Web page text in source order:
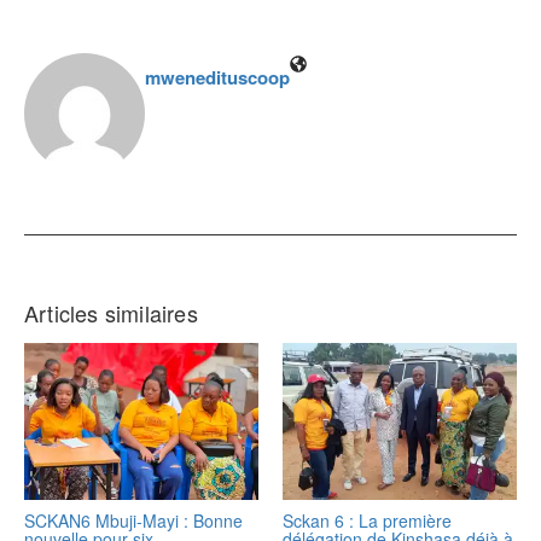
mwenedituscoop
Articles similaires
SCKAN6 Mbuji-Mayi : Bonne Sckan 6 : ‎La première